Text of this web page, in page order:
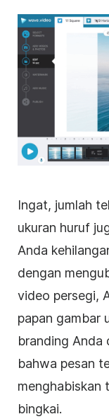
Ingat, jumlah
ukuran huruf
Anda
dengan
video persegi,
papan gambar
branding Anda
bahwa pesan
menghabiskan
bingkai.